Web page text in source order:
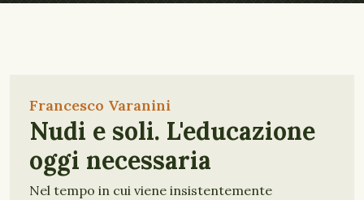
Francesco Varanini
Nudi e soli. L'educazione
oggi necessaria
Nel tempo in cui viene insistentemente